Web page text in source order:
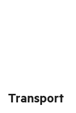
Transport